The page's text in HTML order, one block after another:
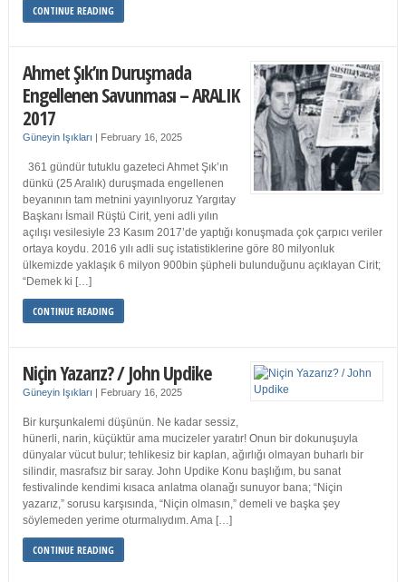
CONTINUE READING
Ahmet Şık’ın Duruşmada
Engellenen Savunması – ARALIK
2017
Güneyin Işıkları | February 16, 2025
361 gündür tutuklu gazeteci Ahmet Şık’ın
dünkü (25 Aralık) duruşmada engellenen
beyanının tam metnini yayınlıyoruz Yargıtay
Başkanı İsmail Rüştü Cirit, yeni adli yılın
açılışı vesilesiyle 23 Kasım 2017’de yaptığı konuşmada çok çarpıcı veriler
ortaya koydu. 2016 yılı adli suç istatistiklerine göre 80 milyonluk
ülkemizde yaklaşık 6 milyon 900bin şüpheli bulunduğunu açıklayan Cirit;
“Demek ki […]
CONTINUE READING
Niçin Yazarız? / John Updike
Güneyin Işıkları | February 16, 2025
Bir kurşunkalemi düşünün. Ne kadar sessiz,
hünerli, narin, küçüktür ama mucizeler yaratır! Onun bir dokunuşuyla
dünyalar vücut bulur; tehlikesiz bir kaplan, ağırlığı olmayan buharlı bir
silindir, masrafsız bir saray. John Updike Konu başlığım, bu sanat
festivalinde kendimi kısaca anlatma olanağı sunuyor bana; “Niçin
yazarız,” sorusu karşısında, “Niçin olmasın,” demeli ve başka şey
söylemeden yerime oturmalıydım. Ama […]
CONTINUE READING